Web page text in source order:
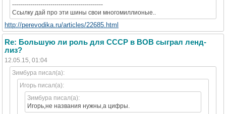
---------------------------------------------
Ссылку дай про эти шины свои многомиллионые..
http://perevodika.ru/articles/22685.html
Re: Большую ли роль для СССР в ВОВ сыграл ленд-
лиз?
12.05.15, 01:04
Зимбура писал(а):
Игорь писал(а):
Зимбура писал(а):
Игорь,не названия нужны,а цифры.